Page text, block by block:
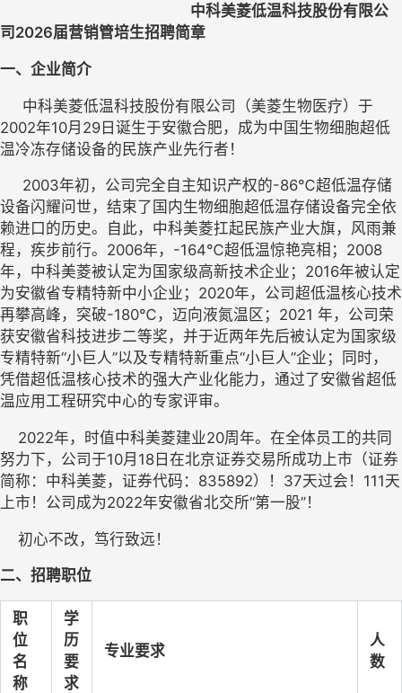
中科美菱低温科技股份有限公
司2026届营销管培生招聘简章
一、 企业简介
中科美菱低温科技股份有限公司（美菱生物医疗）于
2002年10月29日诞生于安徽合肥，成为中国生物细胞超低
温冷冻存储设备的民族产业先行者！
2003年初，公司完全自主知识产权的-86℃超低温存储
设备闪耀问世，结束了国内生物细胞超低温存储设备完全依
赖进口的历史。自此，中科美菱扛起民族产业大旗，风雨兼
程，疾步前行。2006年，-164℃超低温惊艳亮相；2008
年，中科美菱被认定为国家级高新技术企业；2016年被认定
为安徽省专精特新中小企业；2020年，公司超低温核心技术
再攀高峰，突破-180℃，迈向液氮温区；2021 年，公司荣
获安徽省科技进步二等奖，并于近两年先后被认定为国家级
专精特新“小巨人”以及专精特新重点“小巨人”企业；同时，
凭借超低温核心技术的强大产业化能力，通过了安徽省超低
温应用工程研究中心的专家评审。
2022年，时值中科美菱建业20周年。在全体员工的共同
努力下，公司于10月18日在北京证券交易所成功上市（证券
简称：中科美菱，证券代码：835892）！37天过会！111天
上市！公司成为2022年安徽省北交所“第一股”！
初心不改，笃行致远！
二、 招聘职位
职
位
名
称
学
历
要
求
专业要求
人
数